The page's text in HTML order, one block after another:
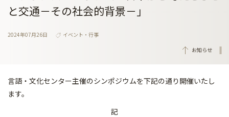
と交通－その社会的背景－」
2024年07月26日
イベント・行事
お知らせ
言語・文化センター主催のシンポジウムを下記の通り開催いたし
ます。
記